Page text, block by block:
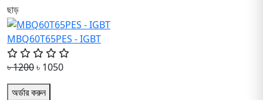
ছাড়
MBQ60T65PES - IGBT
৳ 1200৳ 1050
অর্ডার করুন